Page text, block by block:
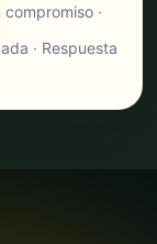
compromiso ·
· Respuesta